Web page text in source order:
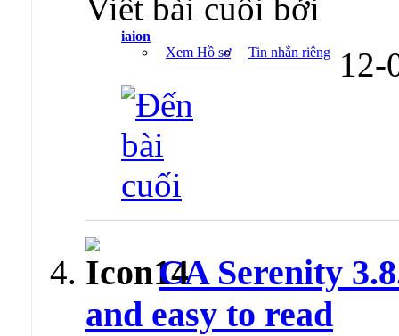
Viết bài cuối bởi
iaion
Xem Hồ sơ
Tin nhắn riêng
CA Serenity
and easy to read